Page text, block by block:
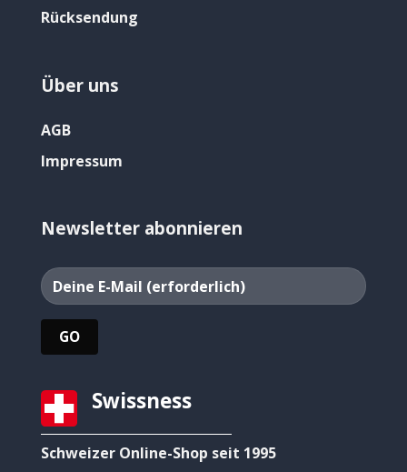
Rücksendung
Über uns
AGB
Impressum
Newsletter abonnieren
Swissness
Schweizer Online-Shop seit 1995